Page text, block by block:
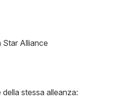
Star Alliance
stessa alleanza: